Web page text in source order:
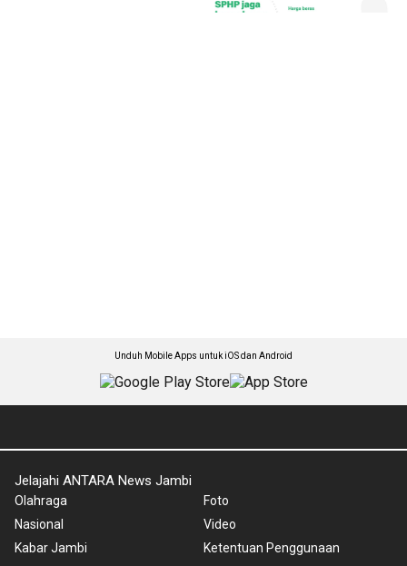
Unduh Mobile Apps untuk iOS dan Android
Jelajahi ANTARA News Jambi
Olahraga
Nasional
Kabar Jambi
Foto
Video
Ketentuan Penggunaan